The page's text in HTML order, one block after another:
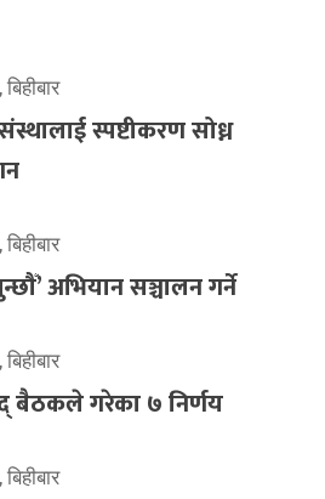
संस्थालाई स्पष्टीकरण सोध्न
अभियान सञ्चालन गर्ने
बैठकले गरेका ७ निर्णय